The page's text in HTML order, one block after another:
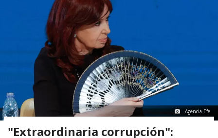
Agencia Efe
"Extraordinaria corrupción":